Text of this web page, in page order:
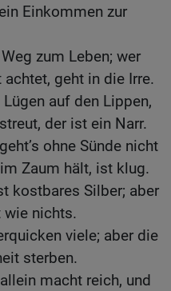
Einkommen zur
zum Leben; wer
geht in die Irre.
auf den Lippen,
der ist ein Narr.
ohne Sünde nicht
Zaum hält, ist klug.
kostbares Silber; aber
wie nichts.
viele; aber die
sterben.
macht reich, und